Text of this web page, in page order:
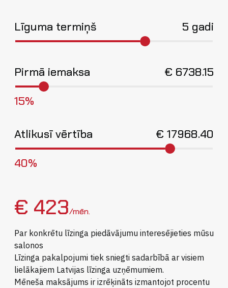
Līguma termiņš 5 gadi
Pirmā iemaksa € 6738.15
15%
Atlikusī vērtība €17968.40
40%
€ 423/mēn.
Par konkrētu līzinga piedāvājumu interesējieties mūsu
salonos
Līzinga pakalpojumi tiek sniegti sadarbībā ar visiem
lielākajiem Latvijas līzinga uzņēmumiem.
Mēneša maksājums ir izrēķināts izmantojot procentu